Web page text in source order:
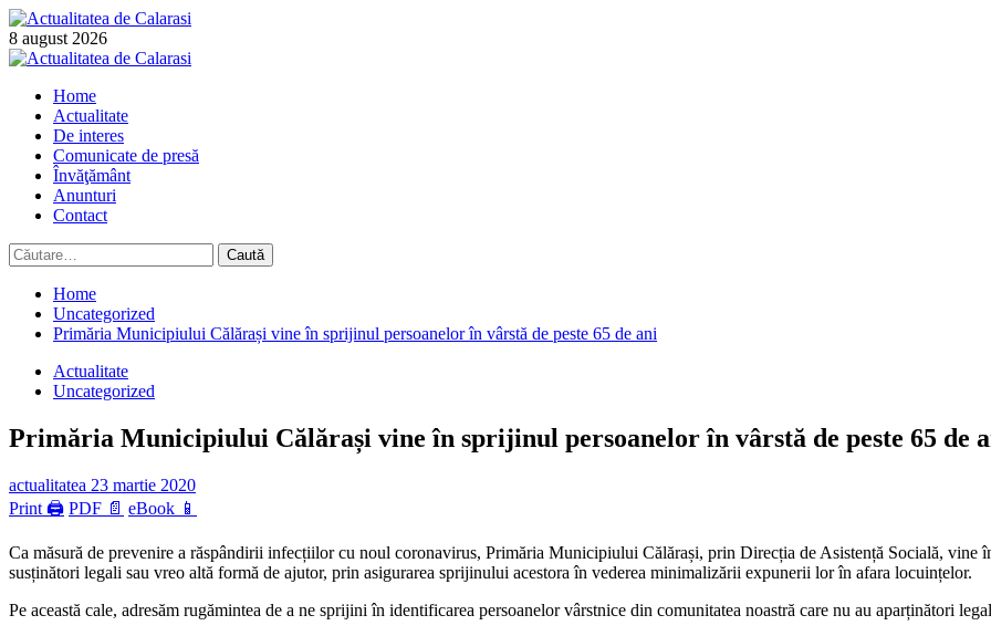
Skip
to
content
8 august 2026
Primary
Home
Actualitate
De interes
Comunicate de presă
Învăţământ
Anunturi
Contact
Caută
după:
Home
Uncategorized
Primăria Municipiului Călărași vine în sprijinul persoanelor în vârstă de peste 65 de ani
Actualitate
Uncategorized
Primăria Municipiului Călărași vine în sprijinul persoanelor în vârstă de peste 65 de
actualitatea 23 martie 2020
Print 🖨 PDF 📄 eBook 📱
Ca măsură de prevenire a răspândirii infecțiilor cu noul coronavirus, Primăria Municipiului Călărași, prin Direcția de Asistență Socială, vine
susținători legali sau vreo altă formă de ajutor, prin asigurarea sprijinului acestora în vederea minimalizării expunerii lor în afara locuințelor.
Pe această cale, adresăm rugămintea de a ne sprijini în identificarea persoanelor vârstnice din comunitatea noastră care nu au aparținători